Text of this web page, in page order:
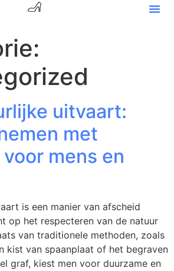
uitvaart:
met
mens en
is een manier van afscheid
op het respecteren van de natuur
van traditionele methoden, zoals
kist van spaanplaat of het begraven
graf, kiest men voor duurzame en